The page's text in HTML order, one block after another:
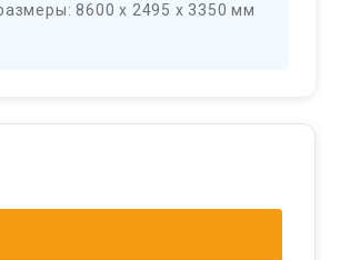
8600 х 2495 х 3350 мм